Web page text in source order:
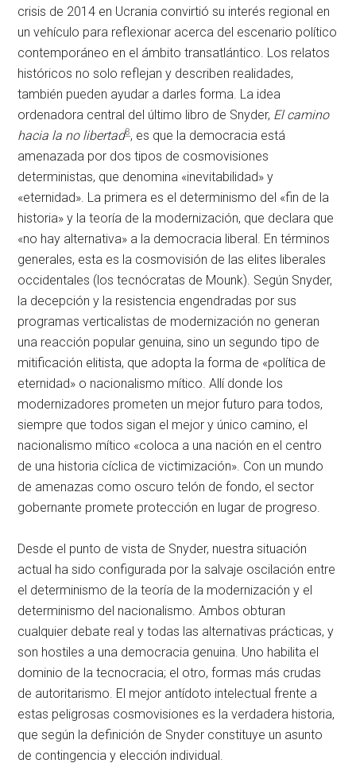
crisis de 2014 en Ucrania convirtió su interés regional en
un vehículo para reflexionar acerca del escenario político
contemporáneo en el ámbito transatlántico. Los relatos
históricos no solo reflejan y describen realidades,
también pueden ayudar a darles forma. La idea
ordenadora central del último libro de Snyder, El camino
hacia la no libertad8, es que la democracia está
amenazada por dos tipos de cosmovisiones
deterministas, que denomina «inevitabilidad» y
«eternidad». La primera es el determinismo del «fin de la
historia» y la teoría de la modernización, que declara que
«no hay alternativa» a la democracia liberal. En términos
generales, esta es la cosmovisión de las elites liberales
occidentales (los tecnócratas de Mounk). Según Snyder,
la decepción y la resistencia engendradas por sus
programas verticalistas de modernización no generan
una reacción popular genuina, sino un segundo tipo de
mitificación elitista, que adopta la forma de «política de
eternidad» o nacionalismo mítico. Allí donde los
modernizadores prometen un mejor futuro para todos,
siempre que todos sigan el mejor y único camino, el
nacionalismo mítico «coloca a una nación en el centro
de una historia cíclica de victimización». Con un mundo
de amenazas como oscuro telón de fondo, el sector
gobernante promete protección en lugar de progreso.
Desde el punto de vista de Snyder, nuestra situación
actual ha sido configurada por la salvaje oscilación entre
el determinismo de la teoría de la modernización y el
determinismo del nacionalismo. Ambos obturan
cualquier debate real y todas las alternativas prácticas, y
son hostiles a una democracia genuina. Uno habilita el
dominio de la tecnocracia; el otro, formas más crudas
de autoritarismo. El mejor antídoto intelectual frente a
estas peligrosas cosmovisiones es la verdadera historia,
que según la definición de Snyder constituye un asunto
de contingencia y elección individual.